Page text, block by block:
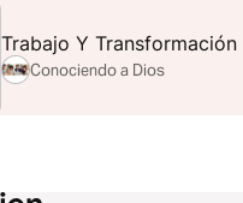
Trabajo Y Transformación
Conociendo a Dios